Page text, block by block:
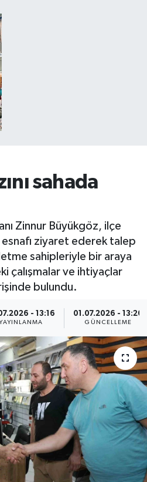
sahada
Zinnur Büyükgöz, ilçe
ziyaret ederek talep
sahipleriyle bir araya
çalışmalar ve ihtiyaçlar
bulundu.
- 13:16 01.07.2026 - 13:20
GÜNCELLEME